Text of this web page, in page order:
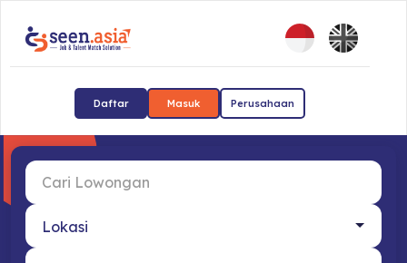
Daftar Masuk Perusahaan